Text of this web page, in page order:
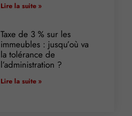
Lire la suite »
Taxe de 3 % sur les
immeubles : jusqu’où va
la tolérance de
l’administration ?
Lire la suite »